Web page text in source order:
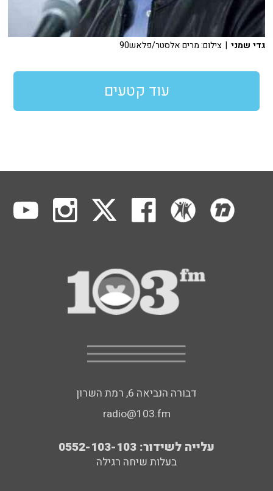
גדי שמני | צילום: מרים אלסטר/פלאש90
עוד קטעים
דבורה הנביאה 6, רמת השרון
radio@103.fm
עלייה לשידור: 0552-103-103
בעלות שיחה רגילה